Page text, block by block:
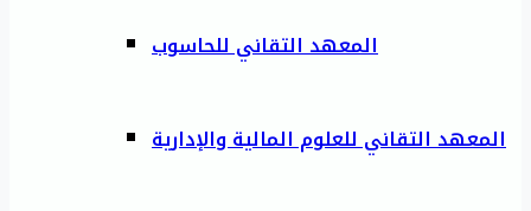
المعهد التقاني للحاسوب
المعهد التقاني للعلوم المالية والإدارية